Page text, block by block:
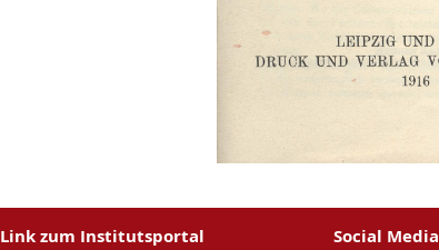
Link zum Institutsportal Social Media